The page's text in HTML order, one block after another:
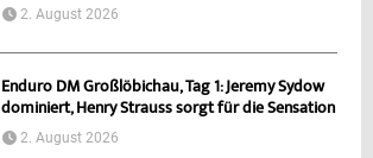
2. August 2026
Enduro DM Großlöbichau, Tag 1: Jeremy Sydow
dominiert, Henry Strauss sorgt für die Sensation
2. August 2026